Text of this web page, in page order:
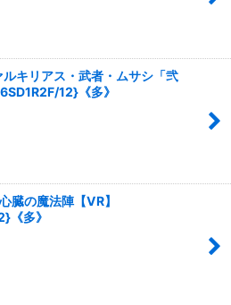
ルキリアス・武者・ムサシ「弐
12}《多》
臓の魔法陣【VR】
《多》